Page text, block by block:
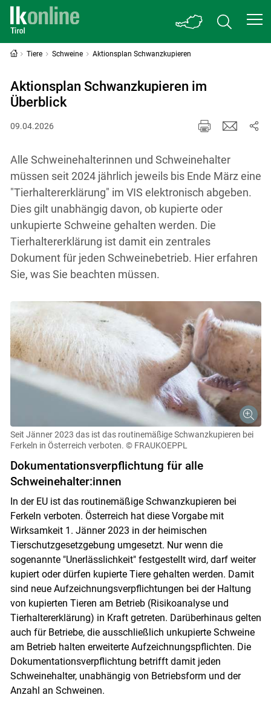
Tiere Schweine Aktionsplan Schwanzkupieren
Aktionsplan Schwanzkupieren im
Überblick
09.04.2026
Alle Schweinehalterinnen und Schweinehalter
müssen seit 2024 jährlich jeweils bis Ende März eine
"Tierhaltererklärung" im VIS elektronisch abgeben.
Dies gilt unabhängig davon, ob kupierte oder
unkupierte Schweine gehalten werden. Die
Tierhaltererklärung ist damit ein zentrales
Dokument für jeden Schweinebetrieb. Hier erfahren
Sie, was Sie beachten müssen.
Seit Jänner 2023 das ist das routinemäßige Schwanzkupieren bei
Ferkeln in Österreich verboten. © FRAUKOEPPL
Dokumentationsverpflichtung für alle
Schweinehalter:innen
In der EU ist das routinemäßige Schwanzkupieren bei
Ferkeln verboten. Österreich hat diese Vorgabe mit
Wirksamkeit 1. Jänner 2023 in der heimischen
Tierschutzgesetzgebung umgesetzt. Nur wenn die
sogenannte "Unerlässlichkeit" festgestellt wird, darf weiter
kupiert oder dürfen kupierte Tiere gehalten werden. Damit
sind neue Aufzeichnungsverpflichtungen bei der Haltung
von kupierten Tieren am Betrieb (Risikoanalyse und
Tierhaltererklärung) in Kraft getreten. Darüberhinaus gelten
auch für Betriebe, die ausschließlich unkupierte Schweine
am Betrieb halten erweiterte Aufzeichnungspflichten. Die
Dokumentationsverpflichtung betrifft damit jeden
Schweinehalter, unabhängig von Betriebsform und der
Anzahl an Schweinen.